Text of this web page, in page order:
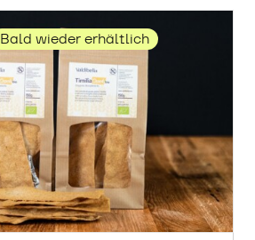
Bald wieder erhältlich